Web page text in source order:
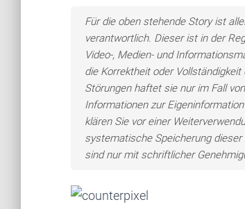
Für die oben stehende Story ist
verantwortlich. Dieser ist in der
Video-, Medien- und
die Korrektheit oder
Störungen haftet sie nur im Fall
Informationen zur
klären Sie vor einer
systematische Speicherung
sind nur mit schriftlicher